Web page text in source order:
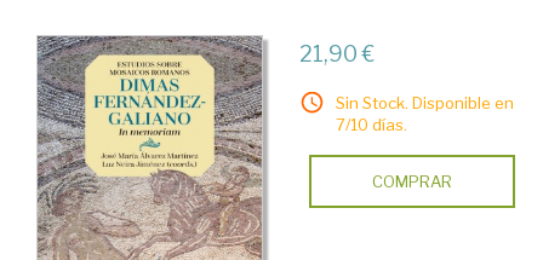
21,90 €
Sin Stock. Disponible en
7/10 días.
COMPRAR